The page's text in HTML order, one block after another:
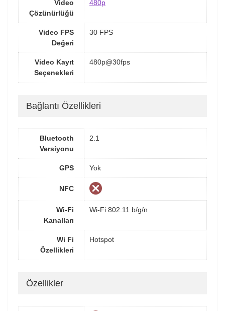
Video
Çözünürlüğü
480p
Video FPS
Değeri
30 FPS
Video Kayıt
Seçenekleri
480p@30fps
Bağlantı Özellikleri
Bluetooth
Versiyonu
2.1
GPS Yok
NFC
Wi-Fi
Kanalları
Wi-Fi 802.11 b/g/n
Wi Fi
Özellikleri
Hotspot
Özellikler